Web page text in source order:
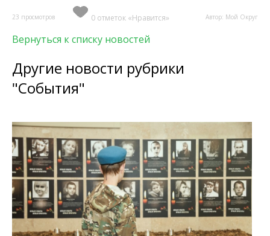
23 просмотров 0 отметок «Нравится» Автор: Мой Округ
Вернуться к списку новостей
Другие новости рубрики
"События"